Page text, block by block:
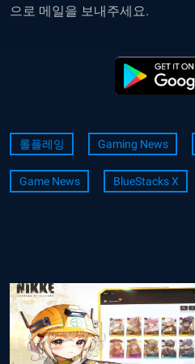
으로 메일을 보내주세요.
롤플레잉 Gaming News
Game News BlueStacks X